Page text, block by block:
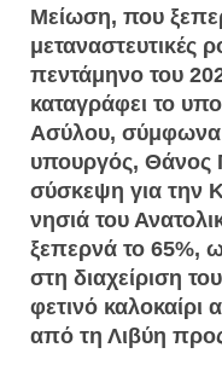
Μείωση, που
μεταναστευτικές
πεντάμηνο του
καταγράφει το
Ασύλου,
υπουργός, Θάνος
σύσκεψη για την
νησιά του
ξεπερνά το 65%,
στη διαχείριση
φετινό καλοκαίρι
από τη Λιβύη